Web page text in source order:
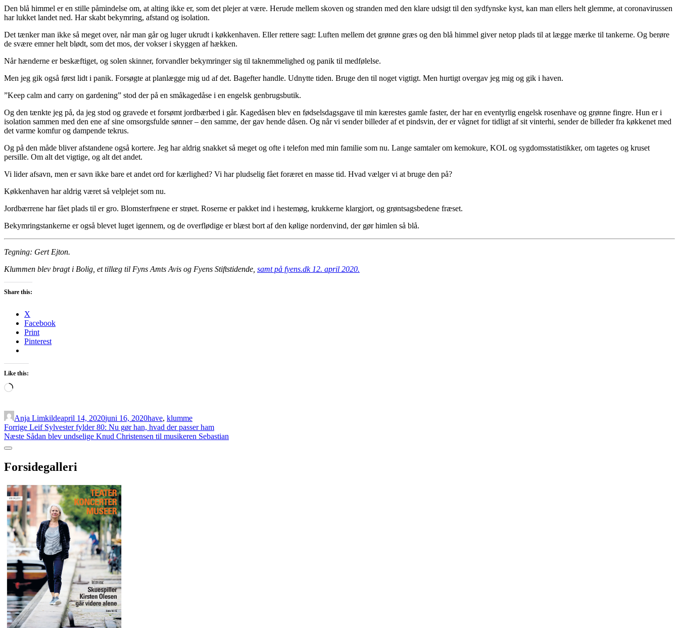
Den blå himmel er en stille påmindelse om, at alting ikke er, som det plejer at være. Herude mellem skoven og stranden med den klare udsigt til den sydfynske kyst, kan man ellers helt glemme, at coronavirussen
har lukket landet ned. Har skabt bekymring, afstand og isolation.
Det tænker man ikke så meget over, når man går og luger ukrudt i køkkenhaven. Eller rettere sagt: Luften mellem det grønne græs og den blå himmel giver netop plads til at lægge mærke til tankerne. Og berøre
de svære emner helt blødt, som det mos, der vokser i skyggen af hækken.
Når hænderne er beskæftiget, og solen skinner, forvandler bekymringer sig til taknemmelighed og panik til medfølelse.
Men jeg gik også først lidt i panik. Forsøgte at planlægge mig ud af det. Bagefter handle. Udnytte tiden. Bruge den til noget vigtigt. Men hurtigt overgav jeg mig og gik i haven.
”Keep calm and carry on gardening” stod der på en småkagedåse i en engelsk genbrugsbutik.
Og den tænkte jeg på, da jeg stod og gravede et forsømt jordbærbed i går. Kagedåsen blev en fødselsdagsgave til min kærestes gamle faster, der har en eventyrlig engelsk rosenhave og grønne fingre. Hun er i
isolation sammen med den ene af sine omsorgsfulde sønner – den samme, der gav hende dåsen. Og når vi sender billeder af et pindsvin, der er vågnet for tidligt af sit vinterhi, sender de billeder fra køkkenet med
det varme komfur og dampende tekrus.
Og på den måde bliver afstandene også kortere. Jeg har aldrig snakket så meget og ofte i telefon med min familie som nu. Lange samtaler om kemokure, KOL og sygdomsstatistikker, om tagetes og kruset
persille. Om alt det vigtige, og alt det andet.
Vi lider afsavn, men er savn ikke bare et andet ord for kærlighed? Vi har pludselig fået foræret en masse tid. Hvad vælger vi at bruge den på?
Køkkenhaven har aldrig været så velplejet som nu.
Jordbærrene har fået plads til er gro. Blomsterfrøene er strøet. Roserne er pakket ind i hestemøg, krukkerne klargjort, og grøntsagsbedene fræset.
Bekymringstankerne er også blevet luget igennem, og de overflødige er blæst bort af den kølige nordenvind, der gør himlen så blå.
Tegning: Gert Ejton.
Klummen blev bragt i Bolig, et tillæg til Fyns Amts Avis og Fyens Stiftstidende, samt på fyens.dk 12. april 2020.
Share this:
X
Facebook
Print
Pinterest
Like this:
Loading…
Anja Limkildeapril 14, 2020juni 16, 2020have, klumme
Indlægsnavigation
Forrige Forrige
indlæg:
Leif Sylvester fylder 80: Nu gør han, hvad der passer ham
Næste Næste
Sådan blev undselige Knud Christensen til musikeren Sebastian
Sidebar
Forsidegalleri